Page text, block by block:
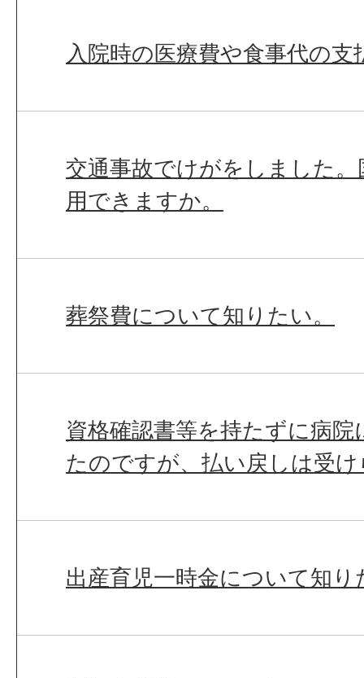
入院時の医療費や食事代の
交通事故でけがをしました
用できますか。
葬祭費について知りたい。
資格確認書等を持たずに病
たのですが、払い戻しは受
出産育児一時金について知り